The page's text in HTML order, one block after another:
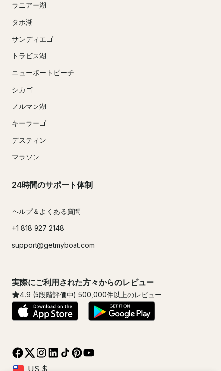
ラニアー湖
タホ湖
サンディエゴ
トラビス湖
ニューポートビーチ
シカゴ
ノルマン湖
キーラーゴ
デスティン
マラソン
24時間のサポート体制
ヘルプ＆よくある質問
+1 818 927 2148
support@getmyboat.com
実際にご利用された方々からのレビュー
4.9 (5段階評価中) 500,000件以上のレビュー